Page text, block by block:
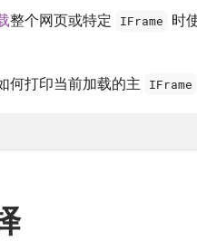
整个网页或特定 IFrame
时
何打印当前加载的主 IFrame